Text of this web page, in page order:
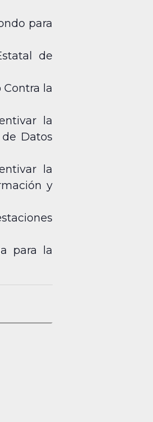
para
de
la
la
Datos
la
y
para la